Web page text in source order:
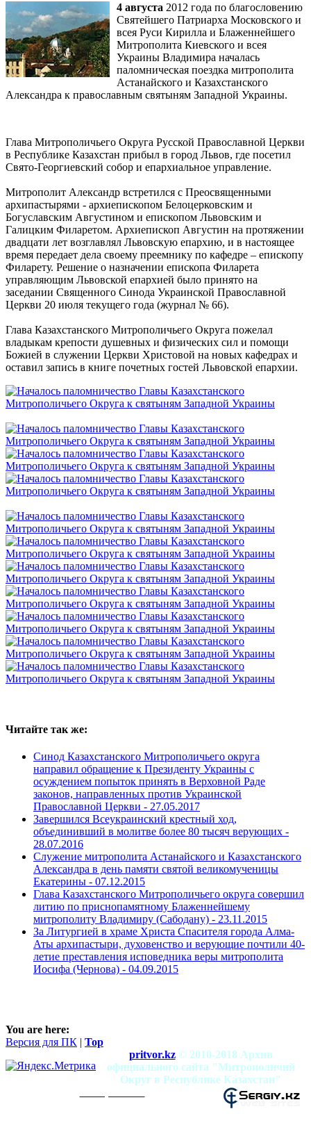
4 августа 2012 года по благословению
Святейшего Патриарха Московского и
всея Руси Кирилла и Блаженнейшего
Митрополита Киевского и всея
Украины Владимира началась
паломническая поездка митрополита
Астанайского и Казахстанского
Александра к православным святыням Западной Украины.
Глава Митрополичьего Округа Русской Православной Церкви
в Республике Казахстан прибыл в город Львов, где посетил
Свято-Георгиевский собор и епархиальное управление.
Митрополит Александр встретился с Преосвященными
архипастырями - архиепископом Белоцерковским и
Богуславским Августином и епископом Львовским и
Галицким Филаретом. Архиепископ Августин на протяжении
двадцати лет возглавлял Львовскую епархию, и в настоящее
время передает дела своему преемнику по кафедре – епископу
Филарету. Решение о назначении епископа Филарета
управляющим Львовской епархией было принято на
заседании Священного Синода Украинской Православной
Церкви 20 июля текущего года (журнал № 66).
Глава Казахстанского Митрополичьего Округа пожелал
владыкам крепости душевных и физических сил и помощи
Божией в служении Церкви Христовой на новых кафедрах и
оставил запись в книге почетных гостей Львовской епархии.
Читайте так же:
Синод Казахстанского Митрополичьего округа
направил обращение к Президенту Украины с
осуждением попыток принять в Верховной Раде
законов, направленных против Украинской
Православной Церкви - 27.05.2017
Завершился Всеукраинский крестный ход,
объединивший в молитве более 80 тысяч верующих -
28.07.2016
Служение митрополита Астанайского и Казахстанского
Александра в день памяти святой великомученицы
Екатерины - 07.12.2015
Глава Казахстанского Митрополичьего округа совершил
литию по приснопамятному Блаженнейшему
митрополиту Владимиру (Сабодану) - 23.11.2015
За Литургией в храме Христа Спасителя города Алма-
Аты архипастыри, духовенство и верующие почтили 40-
летие преставления исповедника веры митрополита
Иосифа (Чернова) - 04.09.2015
You are here:
Версия для ПК | Top
pritvor.kz © 2010-2018 Архив
официального сайта "Митрополичий
Округ в Республике Казахстан"